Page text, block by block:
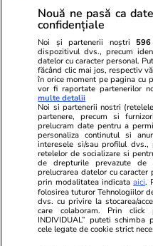
Sorin Rîndașu despre
Nucleară de la
condițiile în care
secat: „Sunt două
care trebuie găsite
Știri România
Românii vor ieși la
de ani, cele mai
femeile: când se
radical legea
Nouă ne pasă ca
confidențiale
Noi și partenerii noștri 596
dispozitivul dvs., precum
datelor cu caracter personal.
făcând clic mai jos, respectiv
în orice moment pe pagina cu
vor fi raportate partenerilor
multe detalii
Noi si partenerii nostri
partenere, precum si
prelucram date pentru a
personaliza continutul si
interesele si/sau profilul
retelelor de socializare si
de drepturile prevazute
prelucrarea datelor cu
prin modalitatea indicataaici.
folosirea tuturor Tehnologiilor
dvs. cu privire la stocarea/
care colaboram. Prin click
INDIVIDUAL” puteti
cele legate de cookie strict